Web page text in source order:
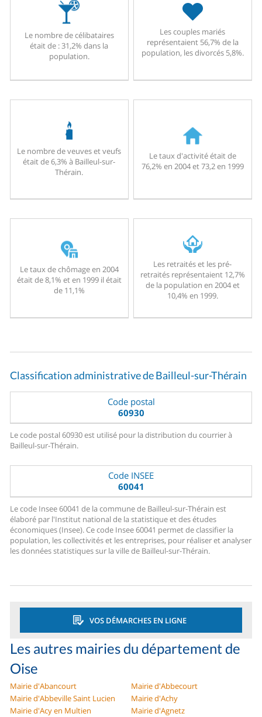
Le nombre de célibataires
était de : 31,2% dans la
population.
Les couples mariés
représentaient 56,7% de la
population, les divorcés 5,8%.
Le nombre de veuves et veufs
était de 6,3% à Bailleul-sur-
Thérain.
Le taux d'activité était de
76,2% en 2004 et 73,2 en 1999
Le taux de chômage en 2004
était de 8,1% et en 1999 il était
de 11,1%
Les retraités et les pré-
retraités représentaient 12,7%
de la population en 2004 et
10,4% en 1999.
Classification administrative de Bailleul-sur-Thérain
Code postal
60930
Le code postal 60930 est utilisé pour la distribution du courrier à
Bailleul-sur-Thérain.
Code INSEE
60041
Le code Insee 60041 de la commune de Bailleul-sur-Thérain est
élaboré par l'Institut national de la statistique et des études
économiques (Insee). Ce code Insee 60041 permet de classifier la
population, les collectivités et les entreprises, pour réaliser et analyser
les données statistiques sur la ville de Bailleul-sur-Thérain.
VOS DÉMARCHES EN LIGNE
Les autres mairies du département de
Oise
Mairie d'Abancourt
Mairie d'Abbecourt
Mairie d'Abbeville Saint Lucien
Mairie d'Achy
Mairie d'Acy en Multien
Mairie d'Agnetz